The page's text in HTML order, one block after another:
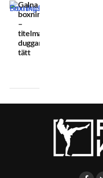
Galna
boxningsveckorna
–
titelmatcherna
duggar
tätt